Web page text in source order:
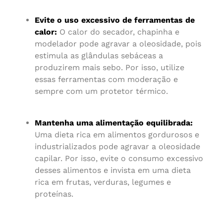
Evite o uso excessivo de ferramentas de
calor: O calor do secador, chapinha e
modelador pode agravar a oleosidade, pois
estimula as glândulas sebáceas a
produzirem mais sebo. Por isso, utilize
essas ferramentas com moderação e
sempre com um protetor térmico.
Mantenha uma alimentação equilibrada:
Uma dieta rica em alimentos gordurosos e
industrializados pode agravar a oleosidade
capilar. Por isso, evite o consumo excessivo
desses alimentos e invista em uma dieta
rica em frutas, verduras, legumes e
proteínas.